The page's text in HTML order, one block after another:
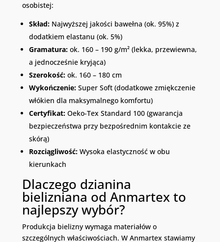
osobistej:
Skład:Najwyższej jakości bawełna (ok. 95%) z
dodatkiem elastanu (ok. 5%)
Gramatura:ok. 160 – 190 g/m² (lekka, przewiewna,
a jednocześnie kryjąca)
Szerokość:ok. 160 – 180 cm
Wykończenie:Super Soft (dodatkowe zmiękczenie
włókien dla maksymalnego komfortu)
Certyfikat:Oeko-Tex Standard 100 (gwarancja
bezpieczeństwa przy bezpośrednim kontakcie ze
skórą)
Rozciągliwość:Wysoka elastyczność w obu
kierunkach
Dlaczego dzianina
bielizniana od Anmartex to
najlepszy wybór?
Produkcja bielizny wymaga materiałów o
szczególnych właściwościach. W Anmartex stawiamy